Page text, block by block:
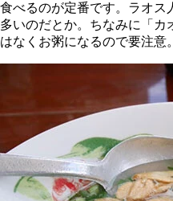
食べるのが定番です。ラオス
多いのだとか。ちなみに「
はなくお粥になるので要注意。